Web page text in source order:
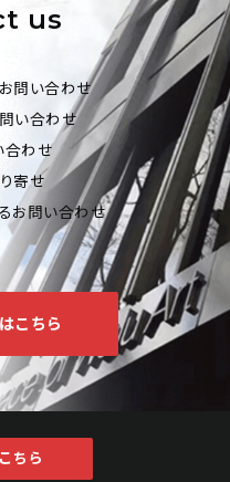
us
問い合わせ
い合わせ
合わせ
寄せ
お問い合わせ
こちら
ちら